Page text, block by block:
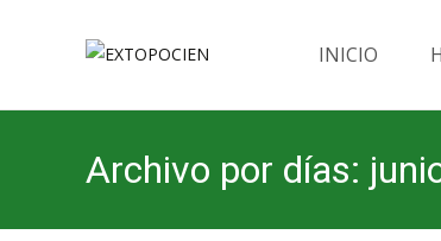
INICIO
Archivo por días: